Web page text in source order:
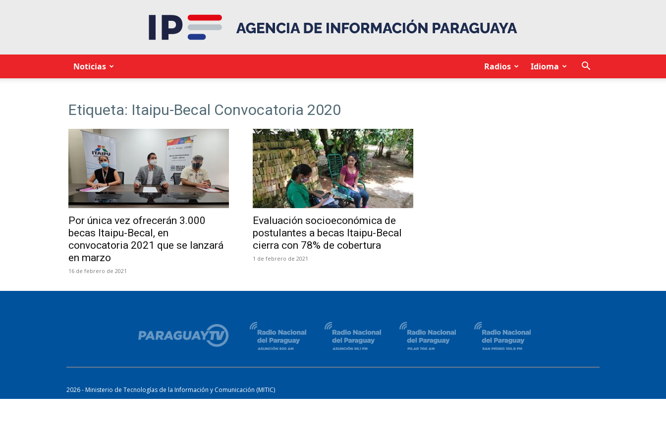
IP::.
Noticias Idioma
Radios
Etiqueta: Itaipu-Becal Convocatoria 2020
Por única vez ofrecerán 3.000
becas Itaipu-Becal, en
convocatoria 2021 que se lanzará
en marzo
16 de febrero de 2021
Evaluación socioeconómica de
postulantes a becas Itaipu-Becal
cierra con 78% de cobertura
1 de febrero de 2021
2026 - Ministerio de Tecnologías de la Información y Comunicación (MITIC)